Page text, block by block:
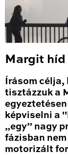
Margit
Írásom
tisztázzuk a
képviselni a
„egy” nagy
fázisban
motorizált